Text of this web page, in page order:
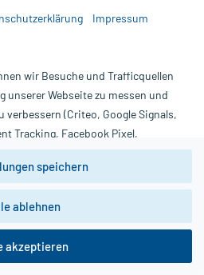
durch einen Arzt. Bitte
können. | Diese Webseite benutzt
bitte dazu die wichtigen Hinweise in
Für den Widerruf einer Bestellung
und Bewertungen
- Versandapotheke - Alle Rechte vorbehalten
Impressum
wir Besuche und Trafficquellen
unserer Webseite zu messen und
verbessern (Criteo, Google Signals,
Tracking, Facebook Pixel,
dass die
Anforderungen gem. EU-
ein Datentransfer in Drittstaaten bzw.
werden, kann nicht geprüft und
speichern
ablehnen
akzeptieren